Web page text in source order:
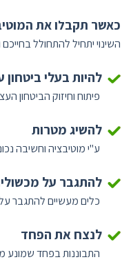
כאשר תקבלו את
השינוי יתחיל להתחולל
להיותבעלי ביטחון
פיתוח וחיזוק הביטחון
להשיג מטרות
ע"י מוטיבציה וחשיבה
להתגבר על
כלים מעשיים להתגבר
לנצח את הפחד
התבוננות בפחד שמונע